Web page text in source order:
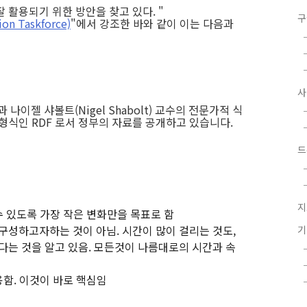
활용되기 위한 방안을 찾고 있다. "
Taskforce)"에서 강조한 바와 같이 이는 다음과
나이젤 샤볼트(Nigel Shabolt) 교수의 전문가적 식
식인 RDF 로서 정부의 자료를 공개하고 있습니다.
도록 가장 작은 변화만을 목표로 함
성하고자하는 것이 아님. 시간이 많이 걸리는 것도,
는 것을 알고 있음. 모든것이 나름대로의 시간과 속
. 이것이 바로 핵심임